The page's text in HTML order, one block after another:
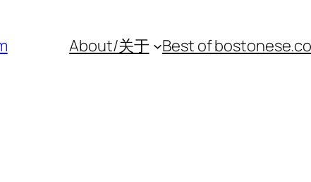
About/关于 Best of